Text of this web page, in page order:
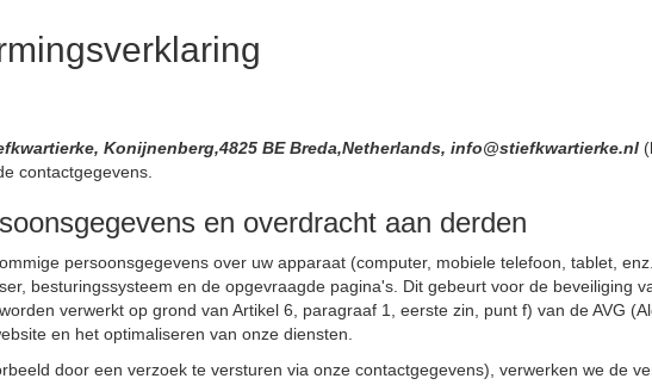
Konijnenberg,4825 BE Breda,Netherlands, info@stiefkwartierke.nl
contactgegevens.
en overdracht aan derden
persoonsgegevens over uw apparaat (computer, mobiele telefoon, tablet,
besturingssysteem en de opgevraagde pagina's. Dit gebeurt voor de beveiliging
verwerkt op grond van Artikel 6, paragraaf 1, eerste zin, punt f) van de AVG
en het optimaliseren van onze diensten.
door een verzoek te versturen via onze contactgegevens), verwerken we de